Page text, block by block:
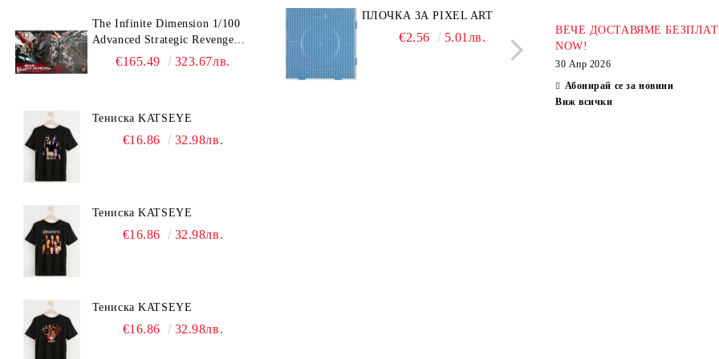
The Infinite Dimension 1/100
Advanced Strategic Revenge
Titan RT-002 Nemesis
€165.49 323.67лв.
Тениска KATSEYE
€16.86 32.98лв.
Тениска KATSEYE
€16.86 32.98лв.
Тениска KATSEYE
€16.86 32.98лв.
ПЛОЧКА ЗА PIXEL ART
€2.56 5.01лв. €2.04
ВЕЧЕ ДОСТАВЯМЕ
NOW!
30 Апр 2026
Абонирай се за новини
Виж всички